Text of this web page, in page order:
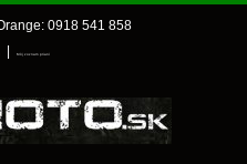
0918 541 858
Môj zoznam prianí